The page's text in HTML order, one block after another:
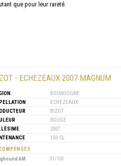
que pour leur rareté.
- ECHEZEAUX 2007 MAGNUM
BOURGOGNE
ECHEZEAUX
BIZOT
ROUGE
2007
150 CL
AM
91/100